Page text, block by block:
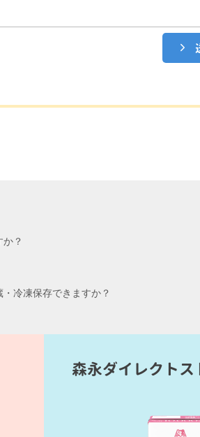
？
冷凍保存できますか？
森永ダイレクト